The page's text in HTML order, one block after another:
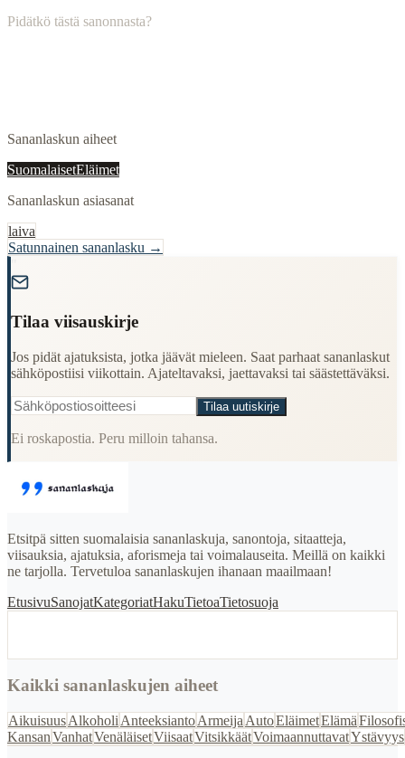
Pidätkö tästä sanonnasta?
Sananlaskun aiheet
SuomalaisetEläimet
Sananlaskun asiasanat
laiva
Satunnainen sananlasku →
Tilaa viisauskirje
Jos pidät ajatuksista, jotka jäävät mieleen. Saat parhaat sananlaskut
sähköpostiisi viikottain. Ajateltavaksi, jaettavaksi tai säästettäväksi.
Tilaa uutiskirje
Ei roskapostia. Peru milloin tahansa.
Etsitpä sitten suomalaisia sananlaskuja, sanontoja, sitaatteja,
viisauksia, ajatuksia, aforismeja tai voimalauseita. Meillä on kaikki
ne tarjolla. Tervetuloa sananlaskujen ihanaan maailmaan!
EtusivuSanojatKategoriatHakuTietoaTietosuoja
Kaikki sananlaskujen aiheet
AikuisuusAlkoholi AnteeksiantoArmeija AutoEläimetElämä
KansanVanhatVenäläisetViisaatVitsikkäätVoimaannuttavatYstävyys